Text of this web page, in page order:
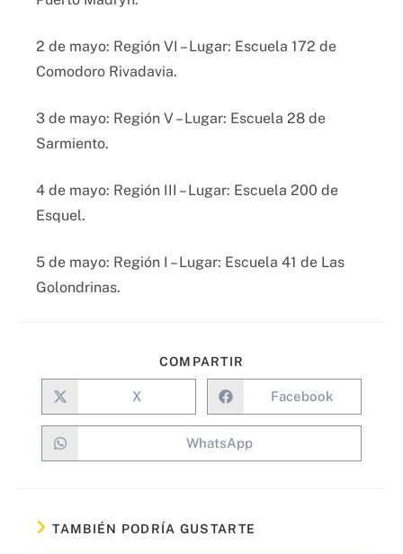
2 de mayo: Región VI – Lugar: Escuela 172 de
Comodoro Rivadavia.
3 de mayo: Región V – Lugar: Escuela 28 de
Sarmiento.
4 de mayo: Región III – Lugar: Escuela 200 de
Esquel.
5 de mayo: Región I – Lugar: Escuela 41 de Las
Golondrinas.
COMPARTIR
X Facebook
WhatsApp
TAMBIÉN PODRÍA GUSTARTE